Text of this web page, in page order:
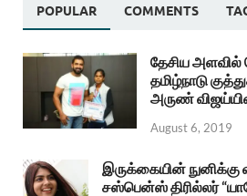
POPULAR COMMENTS
தேசிய அளவில்
தமிழ்நாடு
அருண் விஜய்யின்
August 6, 2019
இருக்கையின் நுனிக்கு
சஸ்பென்ஸ் திரில்லர்